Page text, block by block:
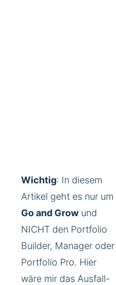
Wichtig: In diesem
Artikel geht es nur um
Go and Grow und
NICHT den Portfolio
Builder, Manager oder
Portfolio Pro. Hier
wäre mir das Ausfall-